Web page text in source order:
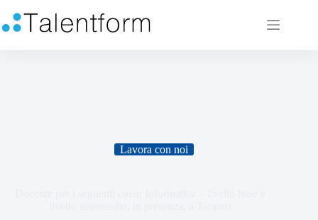
Lavora con noi